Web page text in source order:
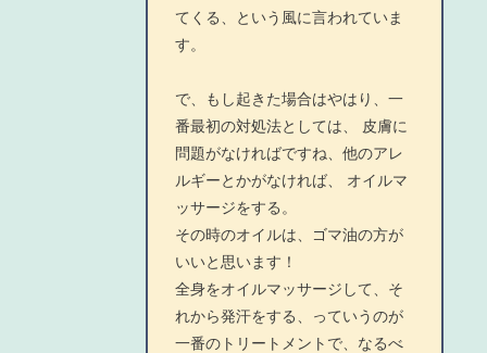
てくる、という風に言われていま
す。
で、もし起きた場合はやはり、一
番最初の対処法としては、 皮膚に
問題がなければですね、他のアレ
ルギーとかがなければ、 オイルマ
ッサージをする。
その時のオイルは、ゴマ油の方が
いいと思います！
全身をオイルマッサージして、そ
れから発汗をする、っていうのが
一番のトリートメントで、なるべ